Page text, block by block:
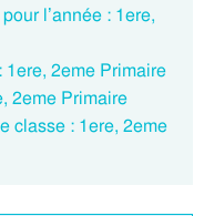
l’année : 1ere,
1ere, 2eme Primaire
2eme Primaire
classe : 1ere, 2eme